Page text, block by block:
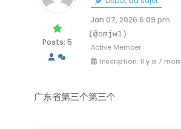
Posts: 5
Jan 07, 2026 6:09 pm
(@omjw1)
Active Member
Inscription: Il y a 7 mois
广东省第三个第三个